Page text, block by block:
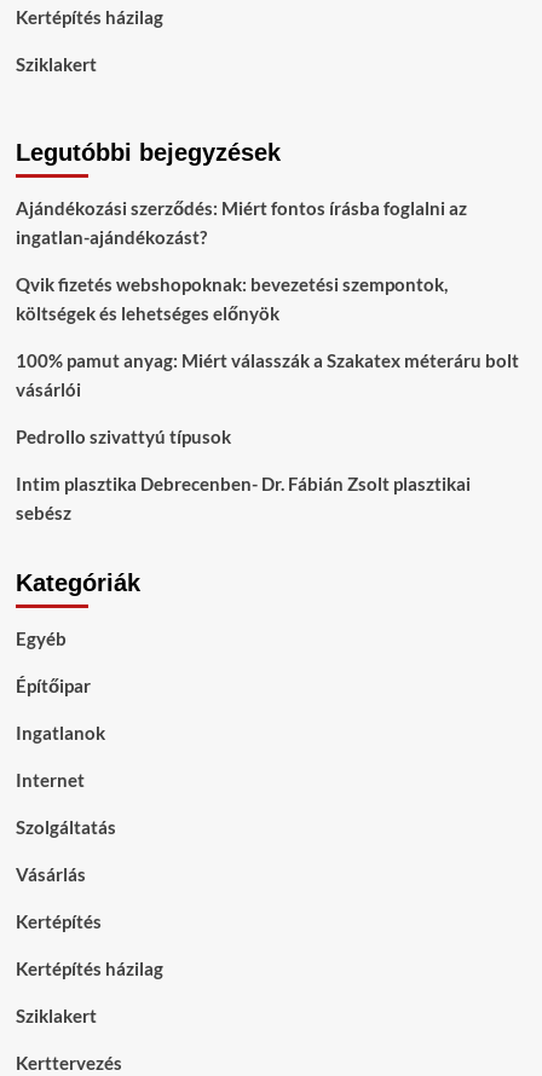
Kertépítés házilag
Sziklakert
Legutóbbi bejegyzések
Ajándékozási szerződés: Miért fontos írásba foglalni az
ingatlan-ajándékozást?
Qvik fizetés webshopoknak: bevezetési szempontok,
költségek és lehetséges előnyök
100% pamut anyag: Miért válasszák a Szakatex méteráru bolt
vásárlói
Pedrollo szivattyú típusok
Intim plasztika Debrecenben- Dr. Fábián Zsolt plasztikai
sebész
Kategóriák
Egyéb
Építőipar
Ingatlanok
Internet
Szolgáltatás
Vásárlás
Kertépítés
Kertépítés házilag
Sziklakert
Kerttervezés